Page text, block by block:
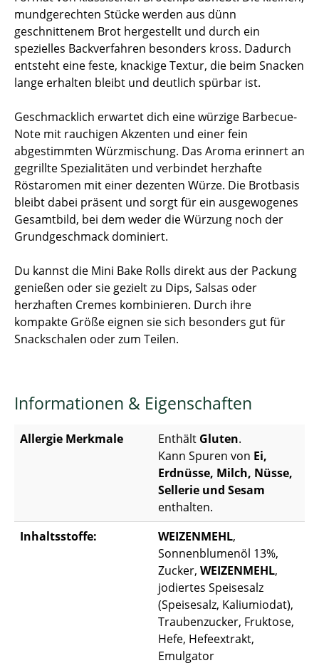
mundgerechten Stücke werden aus dünn
geschnittenem Brot hergestellt und durch ein
spezielles Backverfahren besonders kross. Dadurch
entsteht eine feste, knackige Textur, die beim Snacken
lange erhalten bleibt und deutlich spürbar ist.
Geschmacklich erwartet dich eine würzige Barbecue-
Note mit rauchigen Akzenten und einer fein
abgestimmten Würzmischung. Das Aroma erinnert an
gegrillte Spezialitäten und verbindet herzhafte
Röstaromen mit einer dezenten Würze. Die Brotbasis
bleibt dabei präsent und sorgt für ein ausgewogenes
Gesamtbild, bei dem weder die Würzung noch der
Grundgeschmack dominiert.
Du kannst die Mini Bake Rolls direkt aus der Packung
genießen oder sie gezielt zu Dips, Salsas oder
herzhaften Cremes kombinieren. Durch ihre
kompakte Größe eignen sie sich besonders gut für
Snackschalen oder zum Teilen.
Informationen & Eigenschaften
Allergie Merkmale Enthält Gluten.
Kann Spuren von Ei,
Erdnüsse, Milch, Nüsse,
Sellerie und Sesam
enthalten.
Inhaltsstoffe:
WEIZENMEHL,
Sonnenblumenöl 13%,
Zucker, WEIZENMEHL,
jodiertes Speisesalz
(Speisesalz, Kaliumiodat),
Traubenzucker, Fruktose,
Hefe, Hefeextrakt,
Emulgator